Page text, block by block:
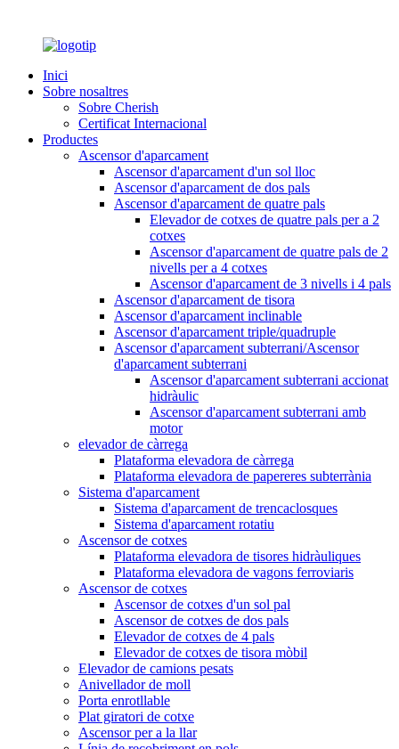
Inici
Sobre nosaltres
Sobre Cherish
Certificat Internacional
Productes
Ascensor d'aparcament
Ascensor d'aparcament d'un sol lloc
Ascensor d'aparcament de dos pals
Ascensor d'aparcament de quatre pals
Elevador de cotxes de quatre pals per a 2
cotxes
Ascensor d'aparcament de quatre pals de 2
nivells per a 4 cotxes
Ascensor d'aparcament de 3 nivells i 4 pals
Ascensor d'aparcament de tisora
Ascensor d'aparcament inclinable
Ascensor d'aparcament triple/quadruple
Ascensor d'aparcament subterrani/Ascensor
d'aparcament subterrani
Ascensor d'aparcament subterrani accionat
hidràulic
Ascensor d'aparcament subterrani amb
motor
elevador de càrrega
Plataforma elevadora de càrrega
Plataforma elevadora de papereres subterrània
Sistema d'aparcament
Sistema d'aparcament de trencaclosques
Sistema d'aparcament rotatiu
Ascensor de cotxes
Plataforma elevadora de tisores hidràuliques
Plataforma elevadora de vagons ferroviaris
Ascensor de cotxes
Ascensor de cotxes d'un sol pal
Ascensor de cotxes de dos pals
Elevador de cotxes de 4 pals
Elevador de cotxes de tisora ​​mòbil
Elevador de camions pesats
Anivellador de moll
Porta enrotllable
Plat giratori de cotxe
Ascensor per a la llar